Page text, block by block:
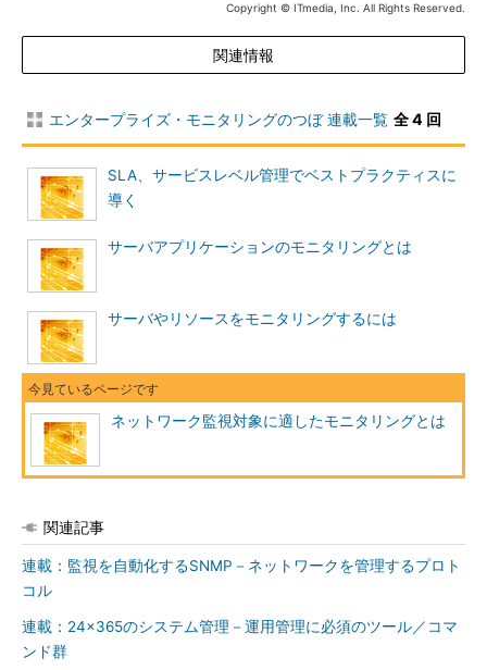
なお、今回モニタリングの対象とするネットワーク機器とは、
チ、ファイアウォール、負荷分散装置などとします。 これらの
機器には監視専用のエージェントプログラムを追加導入すること
が困難なので、ネットワーク機器に標準的に実装されている技術
を利用してモニタリングすることが必要です。
以降、このカテゴリごとにネットワーク監視技術を解説してい
きます。
稼働監視：ネットワーク／サービスの応答有無をチェック
稼働監視はネットワークやサービスの応答性のチェックを行
い、ネットワークが正常に稼働しているかどうかを監視します。
稼働監視は比較的容易な仕組みによって実装できるので、初歩的
な監視タスクとして利用されています。
図1 監視要件によって異なる稼働監視技術
Copyright © ITmedia, Inc. All Rights Reserved.
関連情報
エンタープライズ・モニタリングのつぼ 連載一覧 全 4 回
SLA、サービスレベル管理でベストプラクティスに
導く
サーバアプリケーションのモニタリングとは
サーバやリソースをモニタリングするには
ネットワーク監視対象に適したモニタリングとは
関連記事
連載：監視を自動化するSNMP－ネットワークを管理するプロト
コル
連載：24×365のシステム管理－運用管理に必須のツール／コマ
ンド群